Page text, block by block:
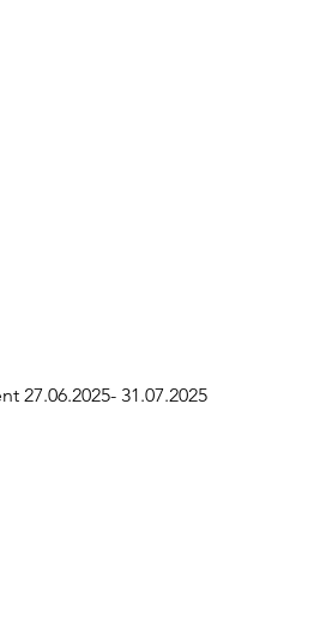
31.07.2025